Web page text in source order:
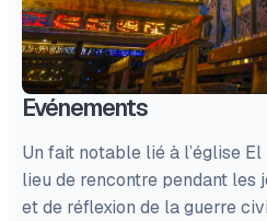
Evénements
Un fait notable lié à l’église
lieu de rencontre pendant les
et de réflexion de la guerre